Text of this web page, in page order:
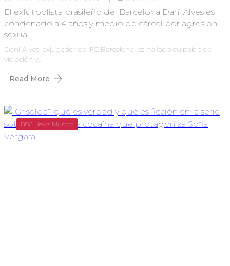
El exfutbolista brasileño del Barcelona Dani Alves es
condenado a 4 años y medio de cárcel por agresión
sexual
Dani Alves, exjugador del FC Barcelona, es hallado culpable de
violación y…
Read More
BBC News Mundo